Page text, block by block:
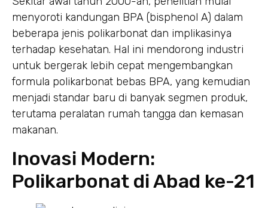
menyoroti kandungan BPA (bisphenol A) dalam
beberapa jenis polikarbonat dan implikasinya
terhadap kesehatan. Hal ini mendorong industri
untuk bergerak lebih cepat mengembangkan
formula polikarbonat bebas BPA, yang kemudian
menjadi standar baru di banyak segmen produk,
terutama peralatan rumah tangga dan kemasan
makanan.
Inovasi Modern:
Polikarbonat di Abad ke-21